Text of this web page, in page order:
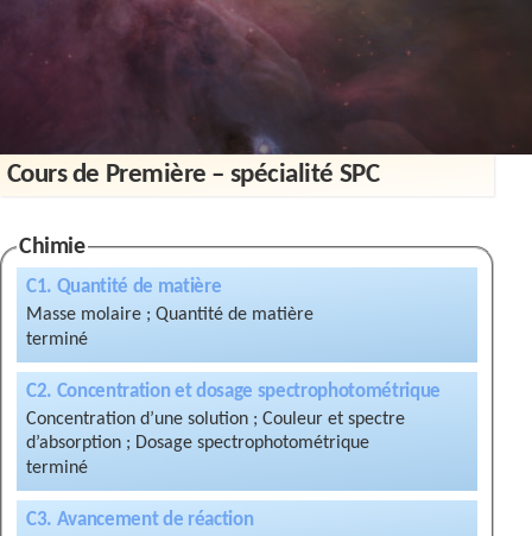
Cours de Première – spécialité SPC
Chimie
C1. Quantité de matière
Masse molaire ; Quantité de matière
C2. Concentration et dosage spectrophotométrique
Concentration d’une solution ; Couleur et spectre
d’absorption ; Dosage spectrophotométrique
C3. Avancement de réaction